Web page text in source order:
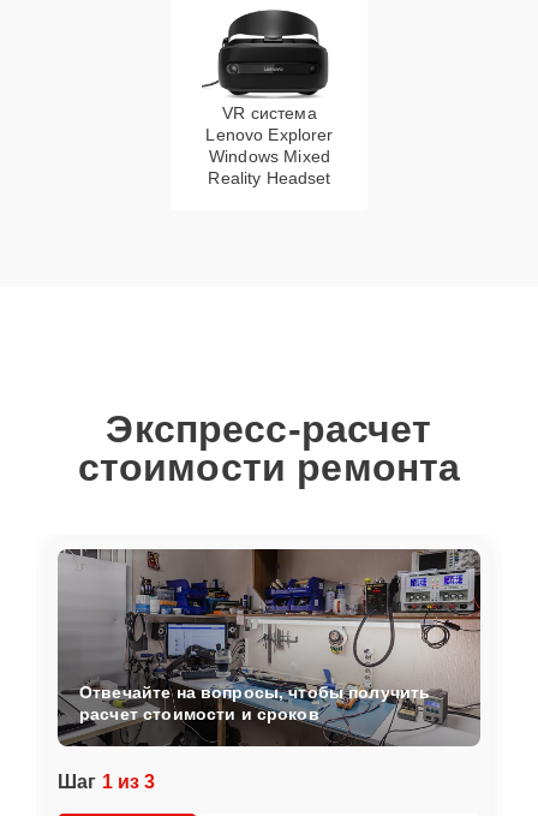
VR система
Lenovo Explorer
Windows Mixed
Reality Headset
Экспресс-расчет
стоимости ремонта
Шаг 1 из 3
Отвечайте на вопросы, чтобы получить
расчет стоимости и сроков